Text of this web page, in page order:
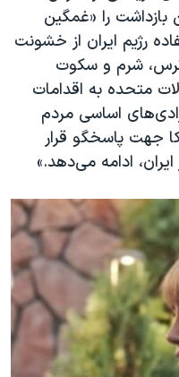
بازداشت را «غمگین
رژیم ایران از خشونت
شرم و سکوت
متحده به اقدامات
اساسی مردم
جهت پاسخگو قرار
ادامه می‌دهد.»